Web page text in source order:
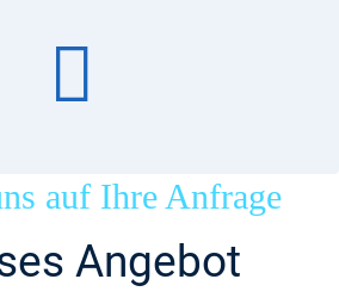
auf Ihre Anfrage
Angebot